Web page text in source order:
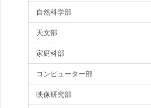
自然科学部
天文部
家庭科部
コンピューター部
映像研究部